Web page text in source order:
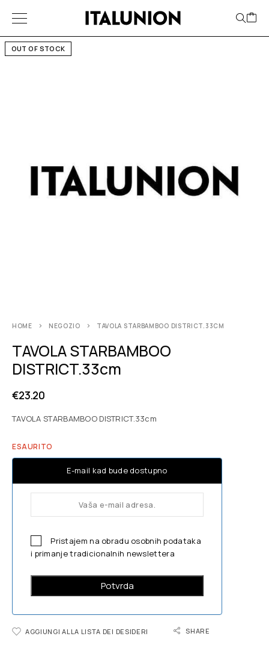
OUT OF STOCK
HOME NEGOZIO TAVOLA STARBAMBOO DISTRICT.33CM
TAVOLA STARBAMBOO
DISTRICT.33cm
€23.20
TAVOLA STARBAMBOO DISTRICT.33cm
ESAURITO
E-mail kad bude dostupno
Pristajem na obradu osobnih podataka
i primanje tradicionalnih newslettera
AGGIUNGI ALLA LISTA DEI DESIDERI SHARE